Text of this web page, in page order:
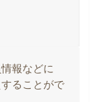
報などに
ることがで